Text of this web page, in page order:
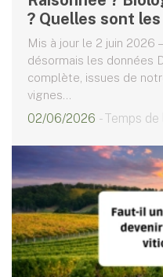
? Quelles sont
Mis à jour le 2 juin
désormais les données
complète, issues de
vignes...
02/06/2026 - Temps